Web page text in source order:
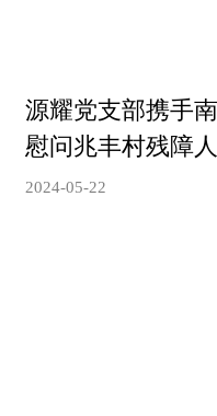
源耀党支部携手
慰问兆丰村残障
2024-05-22